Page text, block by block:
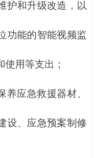
护和升级改造，以
功能的智能视频监
用等支出；
应急救援器材、
设、应急预案制修